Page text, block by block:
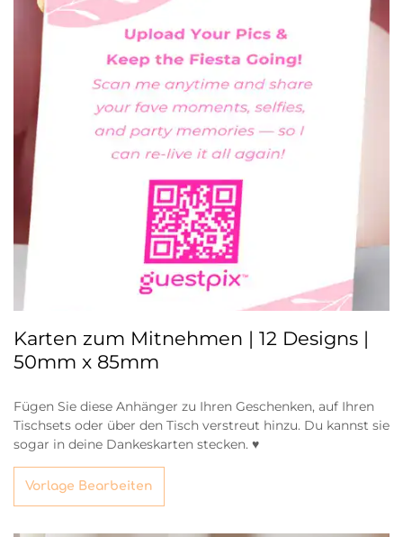
Karten zum Mitnehmen | 12 Designs |
50mm x 85mm
Fügen Sie diese Anhänger zu Ihren Geschenken, auf Ihren
Tischsets oder über den Tisch verstreut hinzu. Du kannst sie
sogar in deine Dankeskarten stecken. ♥
Vorlage Bearbeiten